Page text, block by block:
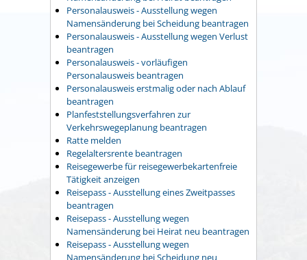
Personalausweis - Ausstellung wegen
Namensänderung bei Scheidung beantragen
Personalausweis - Ausstellung wegen Verlust
beantragen
Personalausweis - vorläufigen
Personalausweis beantragen
Personalausweis erstmalig oder nach Ablauf
beantragen
Planfeststellungsverfahren zur
Verkehrswegeplanung beantragen
Ratte melden
Regelaltersrente beantragen
Reisegewerbe für reisegewerbekartenfreie
Tätigkeit anzeigen
Reisepass - Ausstellung eines Zweitpasses
beantragen
Reisepass - Ausstellung wegen
Namensänderung bei Heirat neu beantragen
Reisepass - Ausstellung wegen
Namensänderung bei Scheidung neu